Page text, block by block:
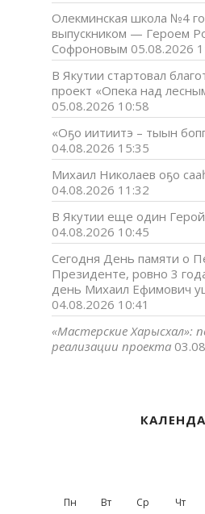
Олекминская школа №4
выпускником — Героем
Софроновым 05.08.2026
В Якутии стартовал
проект «Опека над
05.08.2026 10:58
«Оҕо иитиитэ – тыын
04.08.2026 15:35
Михаил Николаев оҕо
04.08.2026 11:32
В Якутии еще один
04.08.2026 10:45
Сегодня День памяти о
Президенте, ровно 3
день Михаил Ефимович
04.08.2026 10:41
«Мастерские Харысхал»:
реализации проекта
Пн Вт Ср Чт